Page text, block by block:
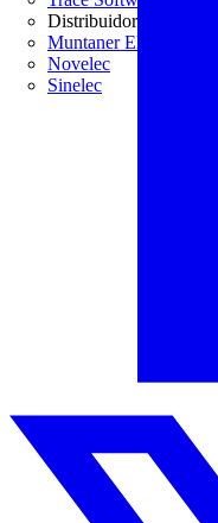
Distribuidor
Muntaner Electro
Novelec
Sinelec